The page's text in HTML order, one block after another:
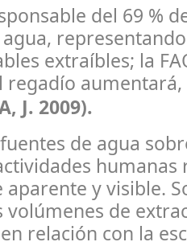
del 69 %
extraíbles; la
regadío aumentará,
J. 2009).
de agua
humanas
y visible.
volúmenes de
relación con la